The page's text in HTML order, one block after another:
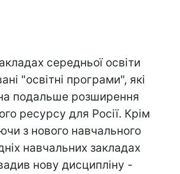
середньої освіти
"освітні програми", які
подальше розширення
ресурсу для Росії. Крім
з нового навчального
навчальних закладах
нову дисципліну -